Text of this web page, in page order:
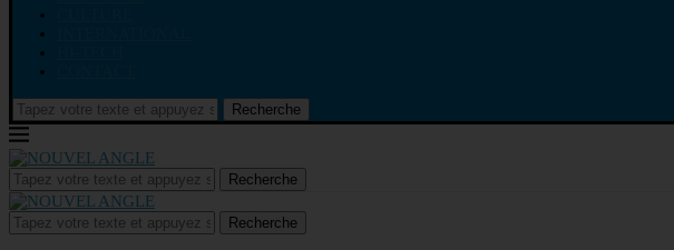
Recherche
Recherche
Recherche